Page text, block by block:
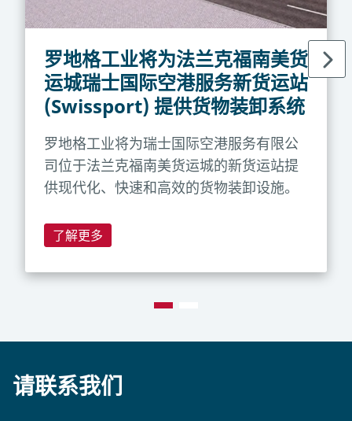
罗地格工业将为法兰克福南美货
运城瑞士国际空港服务新货运站
(Swissport) 提供货物装卸系统
罗地格工业将为瑞士国际空港服务有限公
司位于法兰克福南美货运城的新货运站提
供现代化、快速和高效的货物装卸设施。
了解更多
请联系我们